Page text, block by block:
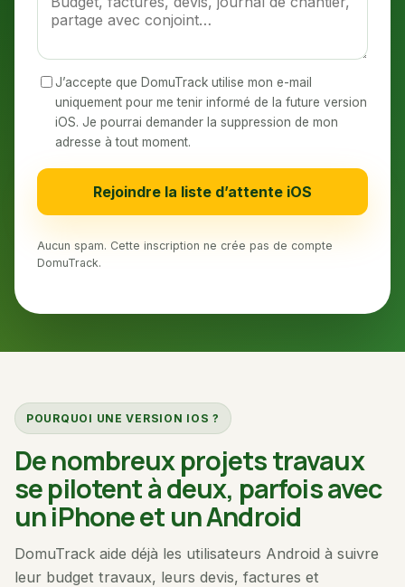
J’accepte que DomuTrack utilise mon e-mail
uniquement pour me tenir informé de la future version
iOS. Je pourrai demander la suppression de mon
adresse à tout moment.
Rejoindre la liste d’attente iOS
Aucun spam. Cette inscription ne crée pas de compte
DomuTrack.
POURQUOI UNE VERSION IOS ?
De nombreux projets travaux
se pilotent à deux, parfois avec
un iPhone et un Android
DomuTrack aide déjà les utilisateurs Android à suivre
leur budget travaux, leurs devis, factures et